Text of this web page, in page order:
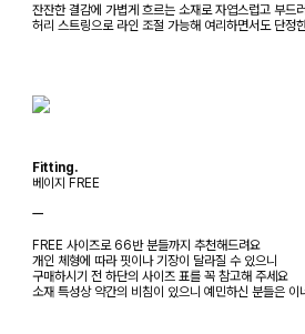
잔잔한 결감에 가볍게 흐르는 소재로 자엽스럽고 부드
허리 스트링으로 라인 조절 가능해 여리하면서도 단정
Fitting.
베이지 FREE
ㅡ
FREE 사이즈로 66반 분들까지 추천해드려요
개인 체형에 따라 핏이나 기장이 달라질 수 있으니
구매하시기 전 하단의 사이즈 표를 꼭 참고해 주세요
소재 특성상 약간의 비침이 있으니 예민하신 분들은 이